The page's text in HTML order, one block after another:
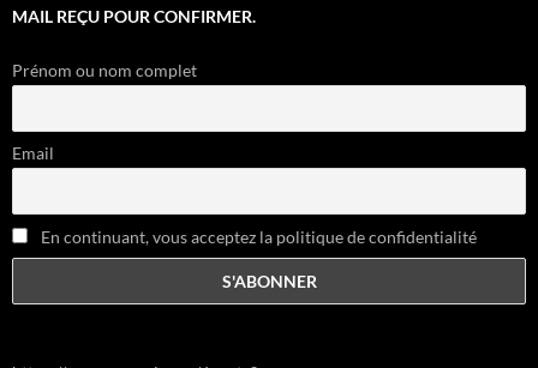
MAIL REÇU POUR CONFIRMER.
Prénom ou nom complet
Email
En continuant, vous acceptez la politique de confidentialité